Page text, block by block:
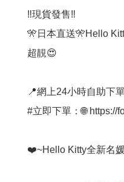
‼️現貨發售‼️
🎌日本直送🎌Hello
超靚😍
📍網上24小時自助下單
#立即下單：🌐 https://
❤️~Hello Kitty全新名